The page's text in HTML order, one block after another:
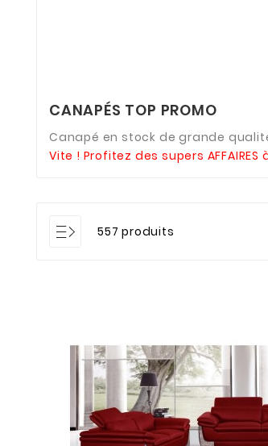
CANAPÉS TOP PROMO
Canapé en stock de grande
Vite ! Profitez des supers
557 produits